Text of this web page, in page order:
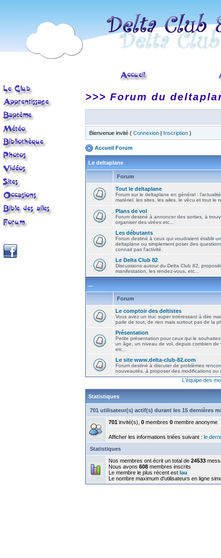
>>> Forum du
Bienvenue invité ( Connexion | Inscription )
Accueil Forum
Le deltaplane
Forum
Tout le deltaplane
Forum sur le deltaplane en général :
matériel, les sites, les ailes, le vécu et tout le
Plans de vol
Forum destiné à annoncer des sorties, à
organiser des virées etc...
Les débutants
Forum destiné à ceux qui voudraient établir
deltaplane ou simplement poser des
connait pas l'activité.
Le Delta Club 82
Discussions autour du Delta Club 82,
manifestation, les rendez-vous, etc...
...
Forum
Le comptoir des deltistes
Vous avez un truc super intéressant à dire
parle de tout, de rien mais surtout pas de la
Présentation
Petite présentation pour ceux qui le
un âge, un niveau de vol, depuis combien de
etc...
Le site www.delta-club-82.com
Forum destiné à discuter de problèmes
nouveautés, à proposer des modifications ou
L'équipe des
Statistiques
701 utilisateur(s) actif(s) durant les 15 dernières
701 invité(s), 0 membres 0 membre anonyme
Afficher les informations triées suivant : le
Statistiques
Nos membres ont écrit un total de 24533
Nous avons 608 membres inscrits
Le membre le plus récent est lau
Le nombre maximum d'utilisateurs en ligne